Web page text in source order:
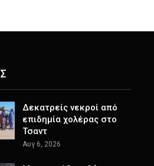
Δεκατρείς νεκροί από
επιδημία χολέρας στο
Τσαντ
Αυγ 6, 2026